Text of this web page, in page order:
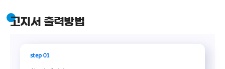
고지서 출력방법
step 01